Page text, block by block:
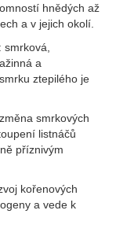
hnědých až
a v jejich okolí.
a
ztepilého je
smrkových
listnáčů
příznivým
kořenových
a vede k